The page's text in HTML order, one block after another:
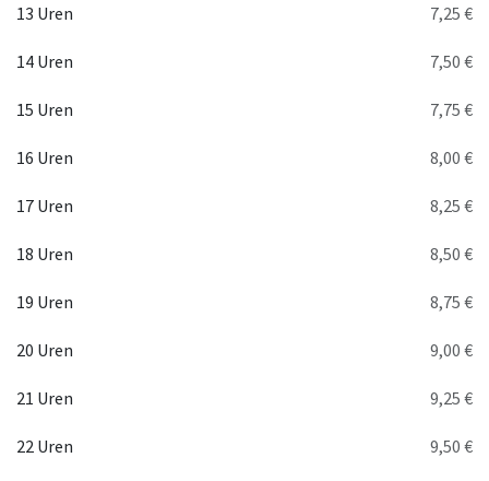
13 Uren 7,25 €
14 Uren 7,50 €
15 Uren 7,75 €
16 Uren 8,00 €
17 Uren 8,25 €
18 Uren 8,50 €
19 Uren 8,75 €
20 Uren 9,00 €
21 Uren 9,25 €
22 Uren 9,50 €